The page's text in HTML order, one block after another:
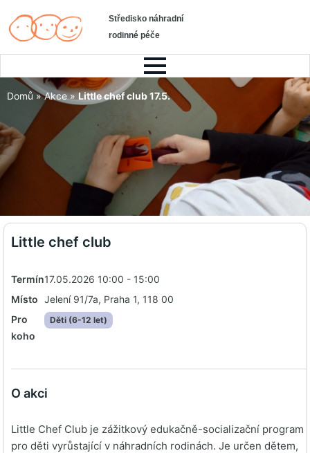
Středisko náhradní
rodinné péče
Domů » Akce » Little chef club 17.5.
Little chef club
Termín17.05.2026 10:00 - 15:00
Místo Jelení 91/7a, Praha 1, 118 00
Pro
koho
Děti (6-12 let)
O akci
Little Chef Club je zážitkový edukačně-socializační program
pro děti vyrůstající v náhradních rodinách. Je určen dětem,